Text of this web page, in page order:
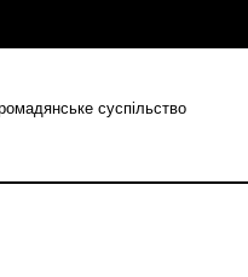
суспільство